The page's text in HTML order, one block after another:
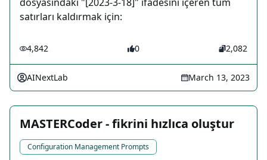
dosyasındaki "[2023-3-18]" ifadesini içeren tüm
satırları kaldırmak için:
4,842 0 2,082
AINextLab March 13, 2023
MASTERCoder - fikrini hızlıca oluştur
Configuration Management Prompts